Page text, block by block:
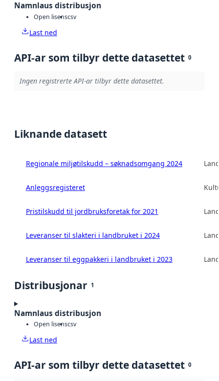
Namnlaus distribusjon
Open lisenscsv
Last ned
API-ar som tilbyr dette datasettet 0
Ingen registrerte API-ar tilbyr dette datasettet.
Liknande datasett
Regionale miljøtilskudd – søknadsomgang 2024
Anleggsregisteret
Pristilskudd til jordbruksforetak for 2021
Leveranser til slakteri i landbruket i 2024
Leveranser til eggpakkeri i landbruket i 2023
Distribusjonar 1
Namnlaus distribusjon
Open lisenscsv
Last ned
API-ar som tilbyr dette datasettet 0